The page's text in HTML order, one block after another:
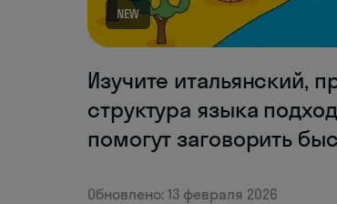
NEW
Изучите итальянский,
структура языка
помогут заговорить
Обновлено: 13 февраля 2026